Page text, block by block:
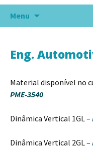
Menu
Eng.
Material disponível no
PME-3540
Dinâmica Vertical 1GL –
Dinâmica Vertical 2GL –